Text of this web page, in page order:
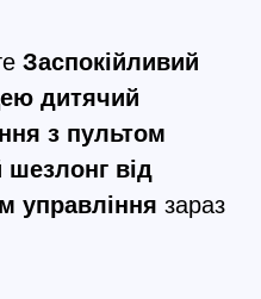
Заспокійливий
дитячий
з пультом
шезлонг від
управління зараз